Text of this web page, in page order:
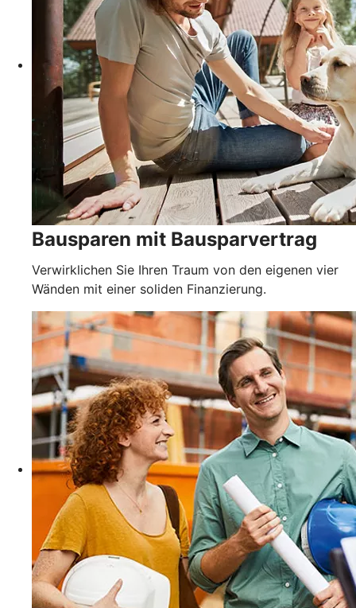
Bausparen mit Bausparvertrag
Verwirklichen Sie Ihren Traum von den eigenen vier
Wänden mit einer soliden Finanzierung.